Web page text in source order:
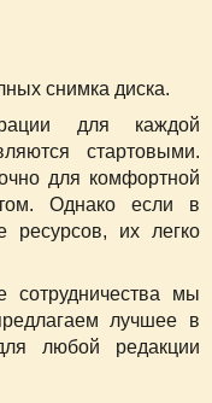
снимка диска.
для каждой
стартовыми.
для комфортной
Однако если в
ресурсов, их легко
сотрудничества мы
лучшее в
любой редакции